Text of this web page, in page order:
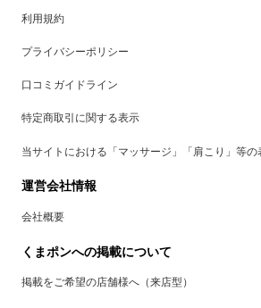
利用規約
プライバシーポリシー
口コミガイドライン
特定商取引に関する表示
当サイトにおける「マッサージ」「肩こり」等の
運営会社情報
会社概要
くまポンへの掲載について
掲載をご希望の店舗様へ（来店型）